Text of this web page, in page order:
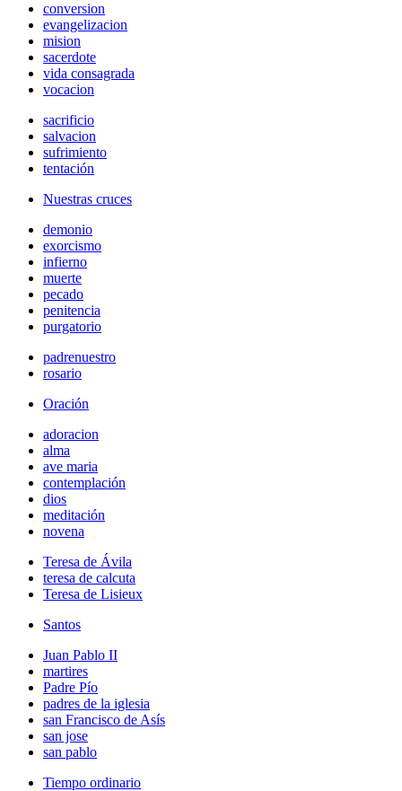
conversion
evangelizacion
mision
sacerdote
vida consagrada
vocacion
sacrificio
salvacion
sufrimiento
tentación
Nuestras cruces
demonio
exorcismo
infierno
muerte
pecado
penitencia
purgatorio
padrenuestro
rosario
Oración
adoracion
alma
ave maria
contemplación
dios
meditación
novena
Teresa de Ávila
teresa de calcuta
Teresa de Lisieux
Santos
Juan Pablo II
martires
Padre Pío
padres de la iglesia
san Francisco de Asís
san jose
san pablo
Tiempo ordinario